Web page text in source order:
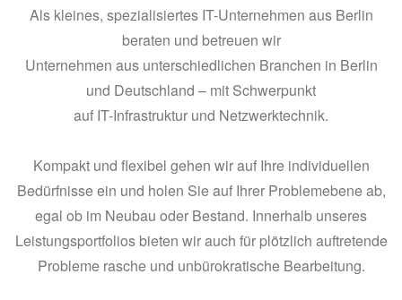
Als kleines, spezialisiertes IT-Unternehmen aus Berlin
beraten und betreuen wir
Unternehmen aus unterschiedlichen Branchen in Berlin
und Deutschland – mit Schwerpunkt
auf IT-Infrastruktur und Netzwerktechnik.
Kompakt und flexibel gehen wir auf Ihre individuellen
Bedürfnisse ein und holen Sie auf Ihrer Problemebene ab,
egal ob im Neubau oder Bestand. Innerhalb unseres
Leistungsportfolios bieten wir auch für plötzlich auftretende
Probleme rasche und unbürokratische Bearbeitung.